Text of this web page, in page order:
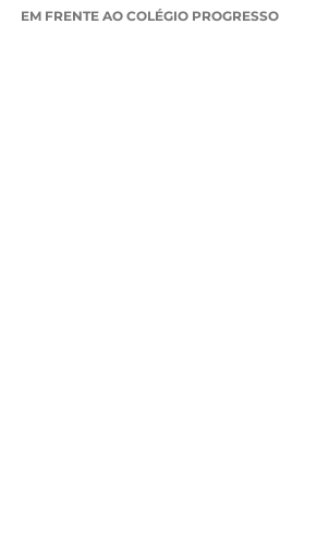
EM FRENTE AO COLÉGIO PROGRESSO